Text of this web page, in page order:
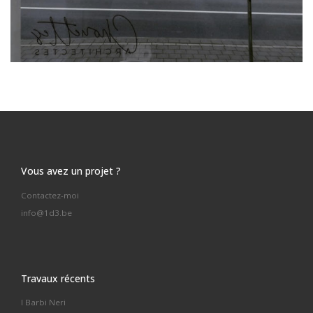
Vous avez un projet ?
Contactez-moi
info@1d3.be
Travaux récents
I Barbi Neri